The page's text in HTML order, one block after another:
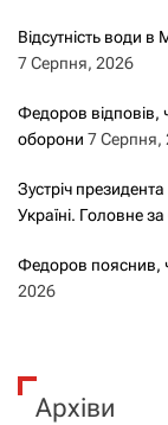
Відсутність води
7 Серпня, 2026
Федоров відповів,
оборони 7 Серпня,
Зустріч
Україні. Головне
Федоров пояснив,
2026
Архіви